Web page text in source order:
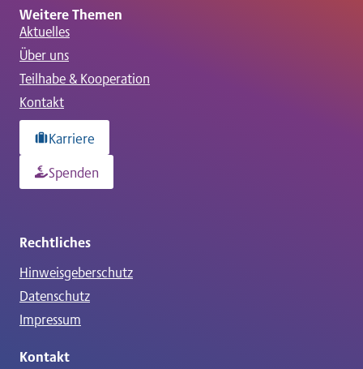
Weitere Themen
Aktuelles
Über uns
Teilhabe & Kooperation
Kontakt
Karriere
Spenden
Rechtliches
Hinweisgeberschutz
Datenschutz
Impressum
Kontakt